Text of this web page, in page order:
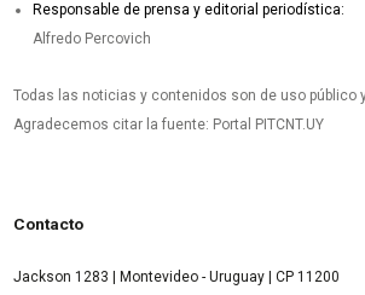
Responsable de prensa y editorial periodística:
Alfredo Percovich
Todas las noticias y contenidos son de uso público
Agradecemos citar la fuente: Portal PITCNT.UY
Contacto
Jackson 1283 | Montevideo - Uruguay | CP 11200